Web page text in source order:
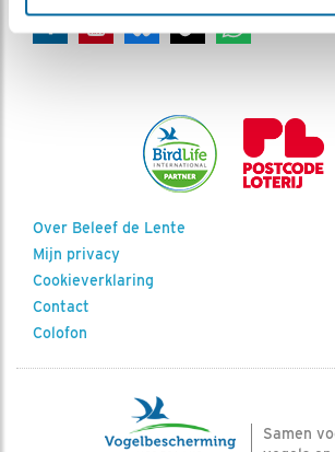
Over Beleef de Lente
Mijn privacy
Cookieverklaring
Contact
Colofon
Samen